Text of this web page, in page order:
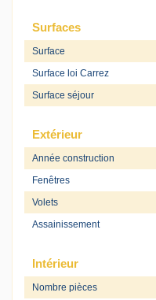
Surfaces
Surface
Surface loi Carrez
Surface séjour
Extérieur
Année construction
Fenêtres
Volets
Assainissement
Intérieur
Nombre pièces